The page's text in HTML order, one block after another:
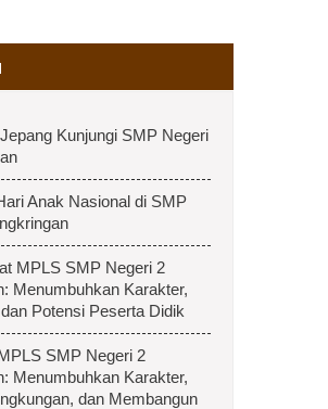
Kunjungi SMP Negeri
Anak Nasional di SMP
MPLS SMP Negeri 2
Menumbuhkan Karakter,
Potensi Peserta Didik
SMP Negeri 2
Menumbuhkan Karakter,
dan Membangun